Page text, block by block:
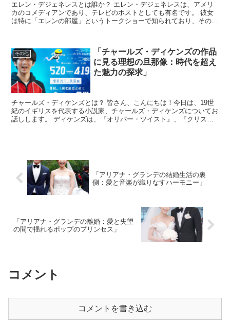
エレン・デジェネレスとは誰か？ エレン・デジェネレスは、アメリ
カのコメディアンであり、テレビのホストとしても有名です。 彼女
は特に「エレンの部屋」というトークショーで知られており、その番
その他
「チャールズ・ディケンズの作品
に見る理想の旦那像：時代を超え
た魅力の探求」
チャールズ・ディケンズとは？ 皆さん、こんにちは！今日は、19世
紀のイギリスを代表する小説家、チャールズ・ディケンズについてお
話しします。 ディケンズは、『オリバー・ツイスト』、『クリスマ
「アリアナ・グランデの結婚生活の裏
側：愛と音楽が織りなすハーモニー」
「アリアナ・グランデの離婚：愛と失望
の間で揺れるポップのプリンセス」
コメント
コメントを書き込む